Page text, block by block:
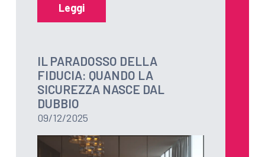
Leggi
IL PARADOSSO DELLA
FIDUCIA: QUANDO LA
SICUREZZA NASCE DAL
DUBBIO
09/12/2025